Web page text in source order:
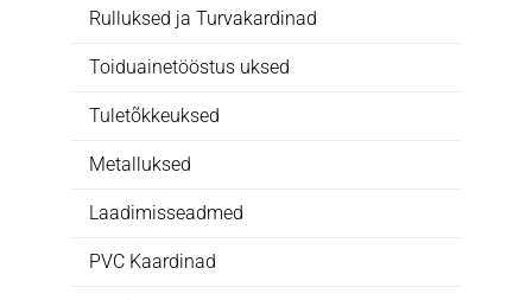
Rulluksed ja Turvakardinad
Toiduainetööstus uksed
Tuletõkkeuksed
Metalluksed
Laadimisseadmed
PVC Kaardinad